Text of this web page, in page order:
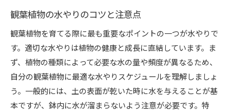
観葉植物の水やりのコツと注意点
観葉植物を育てる際に最も重要なポイントの一つが水やりで
す。適切な水やりは植物の健康と成長に直結しています。ま
ず、植物の種類によって必要な水の量や頻度が異なるため、
自分の観葉植物に最適な水やりスケジュールを理解しましょ
う。一般的には、土の表面が乾いた時に水を与えることが基
本ですが、鉢内に水が溜まらないよう注意が必要です。特